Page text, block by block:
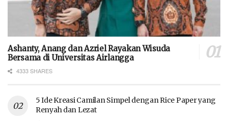
Ashanty, Anang dan Azriel Rayakan Wisuda
Bersama di Universitas Airlangga
4333 SHARES
5 Ide Kreasi Camilan Simpel dengan Rice Paper yang
Renyah dan Lezat